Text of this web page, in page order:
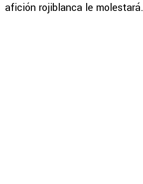
afición rojiblanca le molestará.